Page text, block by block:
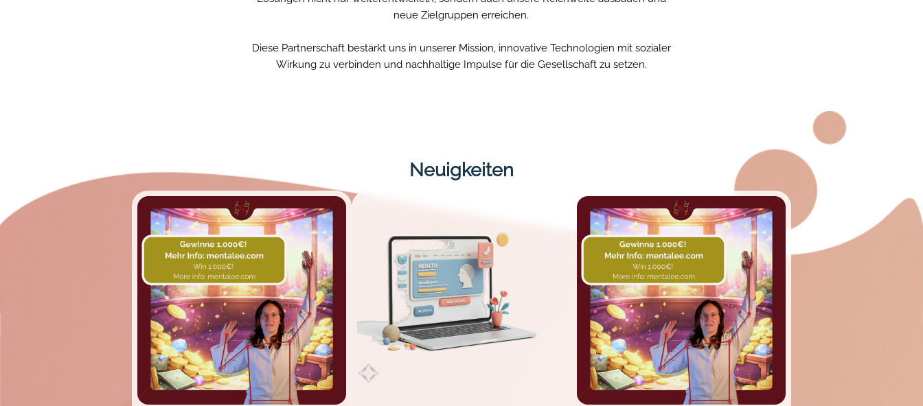
neue Zielgruppen erreichen.
Diese Partnerschaft bestärkt uns in unserer Mission, innovative Technologien mit sozialer
Wirkung zu verbinden und nachhaltige Impulse für die Gesellschaft zu setzen.
Neuigkeiten